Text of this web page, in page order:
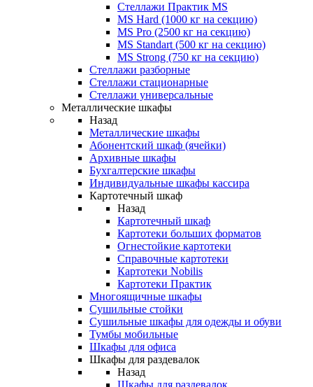
Стеллажи Практик MS
MS Hard (1000 кг на секцию)
MS Pro (2500 кг на секцию)
MS Standart (500 кг на секцию)
MS Strong (750 кг на секцию)
Стеллажи разборные
Стеллажи стационарные
Стеллажи универсальные
Металлические шкафы
Назад
Металлические шкафы
Абонентский шкаф (ячейки)
Архивные шкафы
Бухгалтерские шкафы
Индивидуальные шкафы кассира
Картотечный шкаф
Назад
Картотечный шкаф
Картотеки больших форматов
Огнестойкие картотеки
Справочные картотеки
Картотеки Nobilis
Картотеки Практик
Многоящичные шкафы
Сушильные стойки
Сушильные шкафы для одежды и обуви
Тумбы мобильные
Шкафы для офиса
Шкафы для раздевалок
Назад
Шкафы для раздевалок